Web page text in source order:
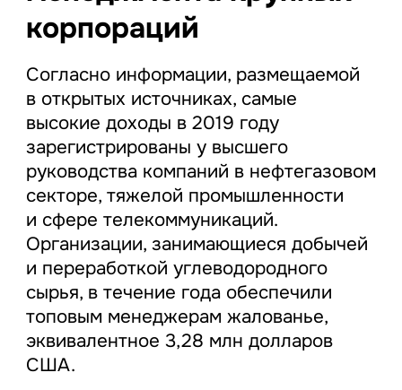
корпораций
Согласно информации, размещаемой
в открытых источниках, самые
высокие доходы в 2019 году
зарегистрированы у высшего
руководства компаний в нефтегазовом
секторе, тяжелой промышленности
и сфере телекоммуникаций.
Организации, занимающиеся добычей
и переработкой углеводородного
сырья, в течение года обеспечили
топовым менеджерам жалованье,
эквивалентное 3,28 млн долларов
США.